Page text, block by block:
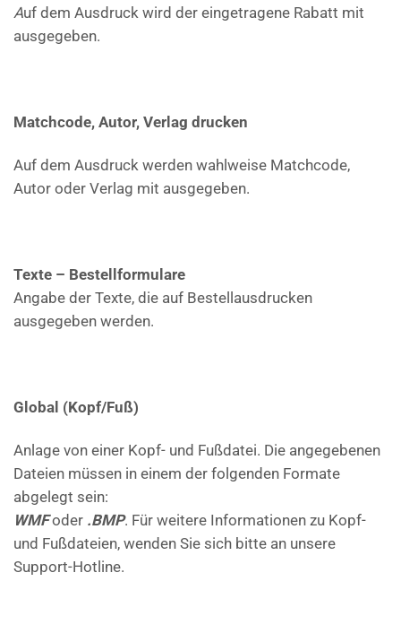
Auf dem Ausdruck wird der eingetragene Rabatt mit
ausgegeben.
Matchcode, Autor, Verlag drucken
Auf dem Ausdruck werden wahlweise Matchcode,
Autor oder Verlag mit ausgegeben.
Texte – Bestellformulare
Angabe der Texte, die auf Bestellausdrucken
ausgegeben werden.
Global (Kopf/Fuß)
Anlage von einer Kopf- und Fußdatei. Die angegebenen
Dateien müssen in einem der folgenden Formate
abgelegt sein:
WMFoder .BMP. Für weitere Informationen zu Kopf-
und Fußdateien, wenden Sie sich bitte an unsere
Support-Hotline.